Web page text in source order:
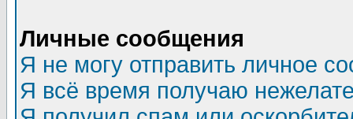
Личные сообщения
Я не могу отправить личное
Я всё время получаю